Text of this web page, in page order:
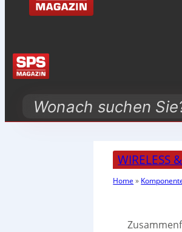
Search
WIRELESS
Home »